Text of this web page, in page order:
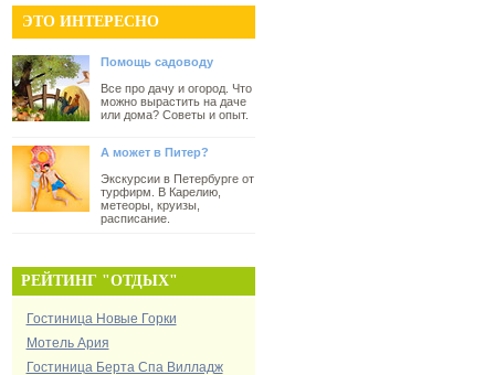
ЭТО ИНТЕРЕСНО
Помощь садоводу
Все про дачу и огород. Что
можно вырастить на даче
или дома? Советы и опыт.
А может в Питер?
Экскурсии в Петербурге от
турфирм. В Карелию,
метеоры, круизы,
расписание.
РЕЙТИНГ "ОТДЫХ"
Гостиница Новые Горки
Мотель Ария
Гостиница Берта Спа Вилладж